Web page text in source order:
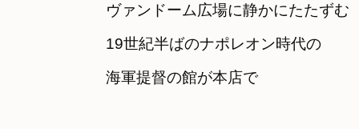
ヴァンドーム広場に静かにたたずむ
19世紀半ばのナポレオン時代の